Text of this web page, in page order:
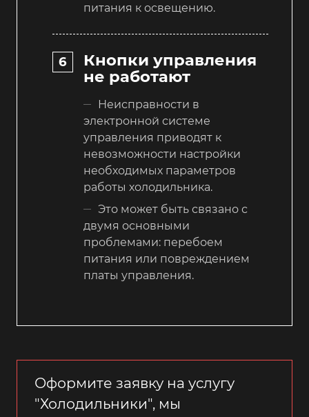
питания к освещению.
Кнопки управления
не работают
Неисправности в
электронной системе
управления приводят к
невозможности настройки
необходимых параметров
работы холодильника.
Это может быть связано с
двумя основными
проблемами: перебоем
питания или повреждением
платы управления.
Оформите заявку на услугу
"Холодильники", мы